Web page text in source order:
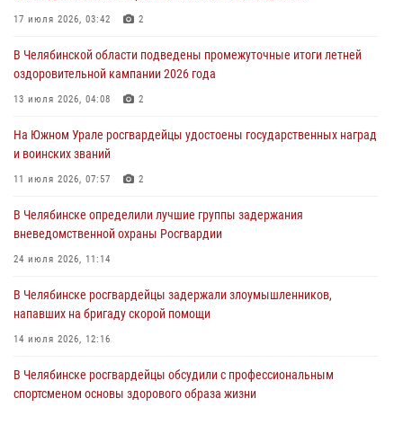
Росгвардейцы задержали трёх магазинных воров в Челябинске
На Южном Урале сотрудники Росгвардии задержали
подозреваемого в совершении убийства
В Челябинской области росгвардейцами по горячим следам
задержан подозреваемый в грабеже
17 июля 2026, 03:42 2
В Челябинской области подведены промежуточные итоги летней
оздоровительной кампании 2026 года
13 июля 2026, 04:08 2
На Южном Урале росгвардейцы удостоены государственных наград
и воинских званий
11 июля 2026, 07:57 2
В Челябинске определили лучшие группы задержания
вневедомственной охраны Росгвардии
24 июля 2026, 11:14
В Челябинске росгвардейцы задержали злоумышленников,
напавших на бригаду скорой помощи
14 июля 2026, 12:16
В Челябинске росгвардейцы обсудили с профессиональным
спортсменом основы здорового образа жизни